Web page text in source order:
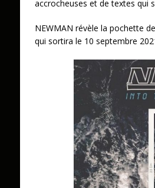
accrocheuses et de textes qui
NEWMAN révèle la pochette
qui sortira le 10 septembre